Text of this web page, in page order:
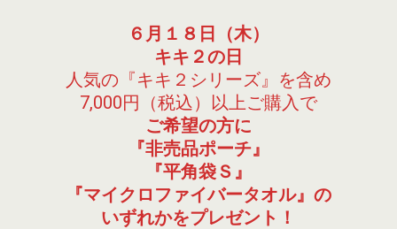
６月１８日（木）
キキ２の日
人気の『キキ２シリーズ』を含め
7,000円（税込）以上ご購入で
ご希望の方に
『非売品ポーチ』
『平角袋Ｓ』
『マイクロファイバータオル』の
いずれかをプレゼント！